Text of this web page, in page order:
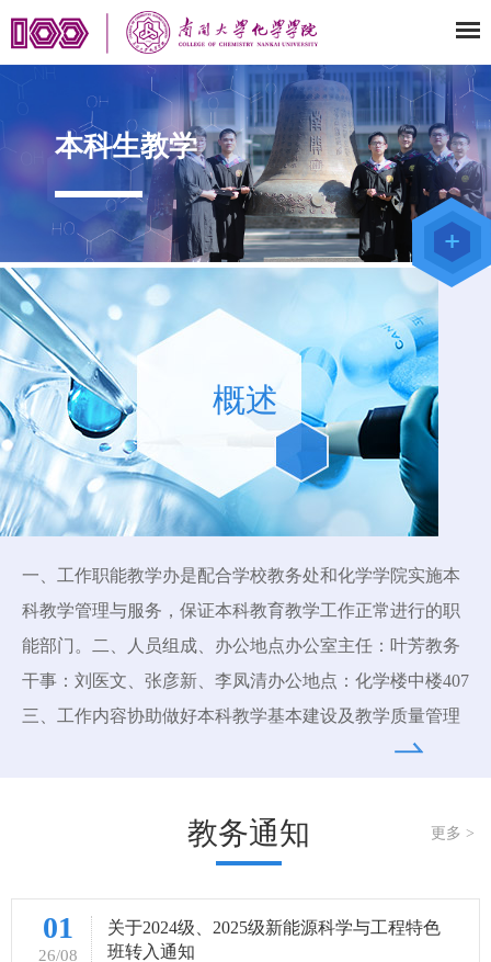
本科生教学
概述
一、工作职能教学办是配合学校教务处和化学学院实施本
科教学管理与服务，保证本科教育教学工作正常进行的职
能部门。二、人员组成、办公地点办公室主任：叶芳教务
干事：刘医文、张彦新、李凤清办公地点：化学楼中楼407
三、工作内容协助做好本科教学基本建设及教学质量管理
工作：组织教学督导、教学评估工作，做好教学质量评价
作，包括专业建设立项、课程建设立项、教材立项、教改
和组织管理工作；核对本科教学工作量；组织教师及学生
教务通知 更多 >
01
26/08
关于2024级、2025级新能源科学与工程特色
班转入通知